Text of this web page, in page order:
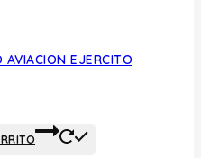
AVIACION EJERCITO